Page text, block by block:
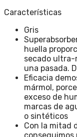
Características
Gris
huella
secado ultra-
una pasada.
Eficacia
mármol,
exceso de
marcas de
o sintéticos
Con la mitad
conseguimos